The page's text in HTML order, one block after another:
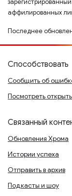
аффилированных
Последнее
Способствовать
Сообщить об
Посмотреть
Связанный
Обновления Хрома
Истории успеха
Отправить в архив
Подкасты и шоу